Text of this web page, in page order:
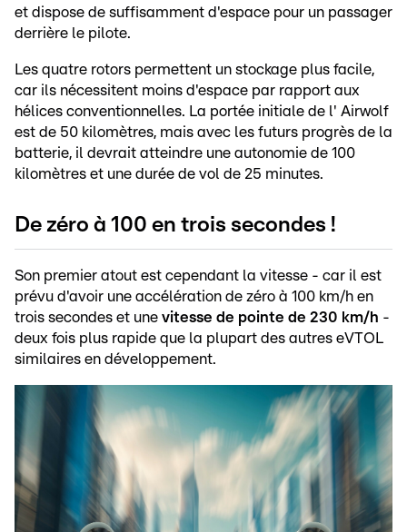
et dispose de suffisamment d'espace pour un passager
derrière le pilote.
Les quatre rotors permettent un stockage plus facile,
car ils nécessitent moins d'espace par rapport aux
hélices conventionnelles. La portée initiale de l' Airwolf
est de 50 kilomètres, mais avec les futurs progrès de la
batterie, il devrait atteindre une autonomie de 100
kilomètres et une durée de vol de 25 minutes.
De zéro à 100 en trois secondes !
Son premier atout est cependant la vitesse - car il est
prévu d'avoir une accélération de zéro à 100 km/h en
trois secondes et une vitesse de pointe de 230 km/h -
deux fois plus rapide que la plupart des autres eVTOL
similaires en développement.